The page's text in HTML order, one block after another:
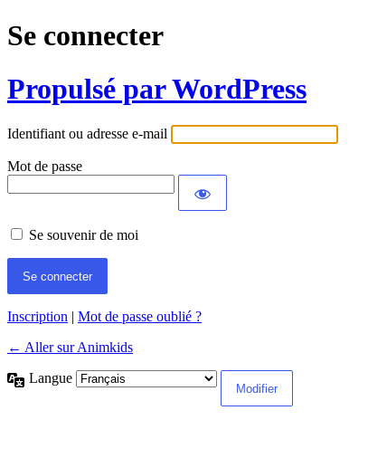
Se connecter
Propulsé par WordPress
Identifiant ou adresse e-mail
Mot de passe
Se souvenir de moi
Inscription | Mot de passe oublié ?
← Aller sur Animkids
Langue